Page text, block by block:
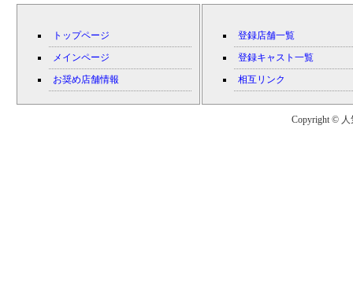
トップページ
メインページ
お奨め店舗情報
登録店舗一覧
登録キャスト一覧
相互リンク
Copyright © 人